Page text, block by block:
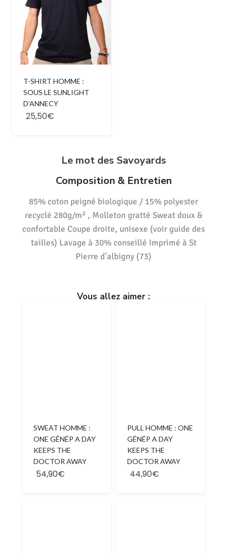
T-SHIRT HOMME :
SOUS LE SUNLIGHT
D’ANNECY
25,50€
Le mot des Savoyards
Composition & Entretien
85% coton peigné biologique / 15% polyester
recyclé 280g/m² , Molleton gratté Sweat doux &
confortable Coupe droite, unisexe (voir guide des
tailles) Lavage à 30% conseillé Imprimé à St
Pierre d’albigny (73)
Vous allez aimer :
SWEAT HOMME :
ONE GÉNÉP A DAY
KEEPS THE
DOCTOR AWAY
54,90€
PULL HOMME : ONE
GÉNÉP A DAY
KEEPS THE
DOCTOR AWAY
44,90€